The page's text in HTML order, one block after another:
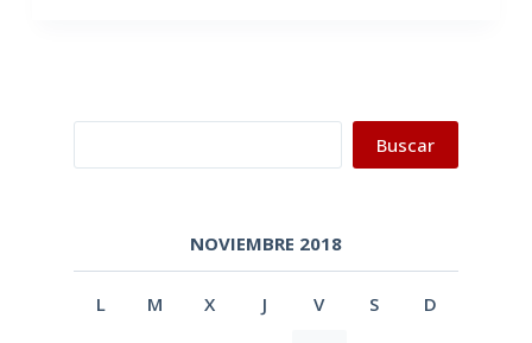
Buscar
NOVIEMBRE 2018
L M X J V S D